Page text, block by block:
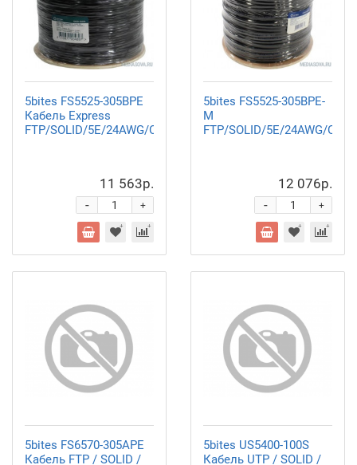
5bites FS5525-305BPE
Кабель Express
FTP/SOLID/5E/24AWG/COPPER/PE/BLACK/OUTDOOR/
11 563р.
+
-
5bites FS5525-305BPE-
M
FTP/SOLID/5E/24AWG/
12 076р.
+
-
5bites FS6570-305APE
Кабель FTP / SOLID /
5bites US5400-100S
Кабель UTP / SOLID /